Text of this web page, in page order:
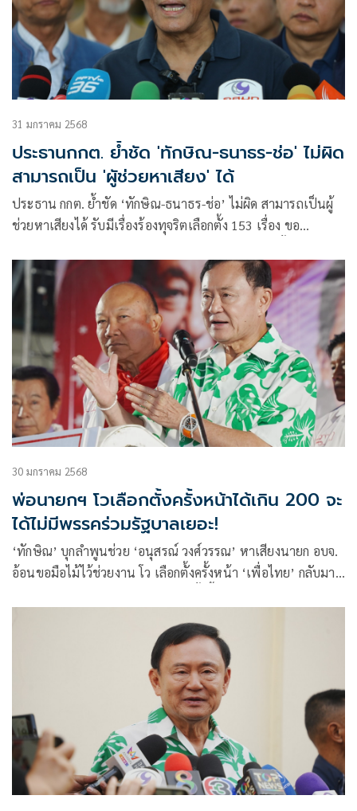
31 มกราคม 2568
ประธานกกต. ย้ำชัด 'ทักษิณ-ธนาธร-ช่อ' ไม่ผิด
สามารถเป็น 'ผูัช่วยหาเสียง' ได้
ประธาน กกต. ย้ำชัด ‘ทักษิณ-ธนาธร-ช่อ’ ไม่ผิด สามารถเป็นผู้
ช่วยหาเสียงได้ รับมีเรื่องร้องทุจริตเลือกตั้ง 153 เรื่อง ขอ
ทุ่ม เชื่อ กปน. ทำหน้าที่ครบถ้วน
30 มกราคม 2568
พ่อนายกฯ โวเลือกตั้งครั้งหน้าได้เกิน 200 จะ
ได้ไม่มีพรรคร่วมรัฐบาลเยอะ!
‘ทักษิณ’ บุกลำพูนช่วย ‘อนุสรณ์ วงศ์วรรณ’ หาเสียงนายก อบจ.
อ้อนขอมือไม้ไว้ช่วยงาน โว เลือกตั้งครั้งหน้า ‘เพื่อไทย’ กลับมา